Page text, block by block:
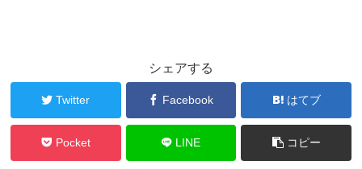
シェアする
Twitter Facebook はてブ
Pocket LINE コピー